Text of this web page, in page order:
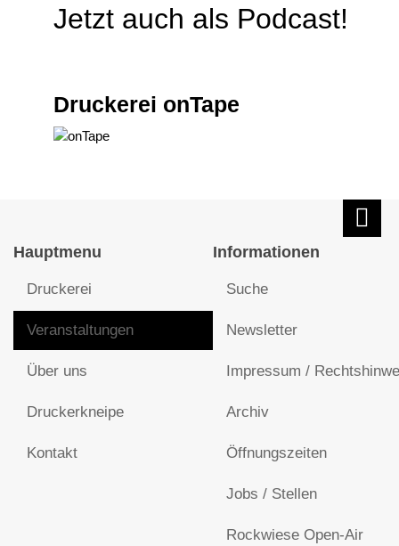
Jetzt auch als Podcast!
Druckerei onTape
Hauptmenu
Druckerei
Veranstaltungen
Über uns
Druckerkneipe
Kontakt
Informationen
Suche
Newsletter
Impressum /
Archiv
Öffnungszeiten
Jobs / Stellen
Rockwiese Open-Air